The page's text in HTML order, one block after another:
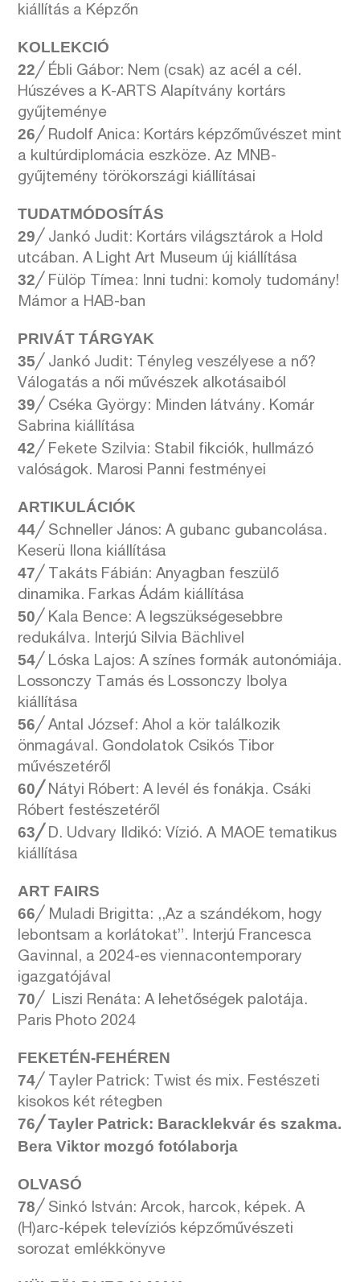
kiállítás a Képzőn
KOLLEKCIÓ
22╱ Ébli Gábor: Nem (csak) az acél a cél.
Húszéves a K-ARTS Alapítvány kortárs
gyűjteménye
26╱ Rudolf Anica: Kortárs képzőművészet mint
a kultúrdiplomácia eszköze. Az MNB-
gyűjtemény törökországi kiállításai
TUDATMÓDOSÍTÁS
29╱ Jankó Judit: Kortárs világsztárok a Hold
utcában. A Light Art Museum új kiállítása
32╱ Fülöp Tímea: Inni tudni: komoly tudomány!
Mámor a HAB-ban
PRIVÁT TÁRGYAK
35╱ Jankó Judit: Tényleg veszélyese a nő?
Válogatás a női művészek alkotásaiból
39╱ Cséka György: Minden látvány. Komár
Sabrina kiállítása
42╱ Fekete Szilvia: Stabil fikciók, hullmázó
valóságok. Marosi Panni festményei
ARTIKULÁCIÓK
44╱ Schneller János: A gubanc gubancolása.
Keserü Ilona kiállítása
47╱ Takáts Fábián: Anyagban feszülő
dinamika. Farkas Ádám kiállítása
50╱ Kala Bence: A legszükségesebbre
redukálva. Interjú Silvia Bächlivel
54╱ Lóska Lajos: A színes formák autonómiája.
Lossonczy Tamás és Lossonczy Ibolya
kiállítása
56╱ Antal József: Ahol a kör találkozik
önmagával. Gondolatok Csikós Tibor
művészetéről
60╱ Nátyi Róbert: A levél és fonákja. Csáki
Róbert festészetéről
63╱ D. Udvary Ildikó: Vízió. A MAOE tematikus
kiállítása
ART FAIRS
66╱ Muladi Brigitta: ,,Az a szándékom, hogy
lebontsam a korlátokat”. Interjú Francesca
Gavinnal, a 2024-es viennacontemporary
igazgatójával
70╱ Liszi Renáta: A lehetőségek palotája.
Paris Photo 2024
FEKETÉN-FEHÉREN
74╱ Tayler Patrick: Twist és mix. Festészeti
kisokos két rétegben
76╱ Tayler Patrick: Baracklekvár és szakma.
Bera Viktor mozgó fotólaborja
OLVASÓ
78╱ Sinkó István: Arcok, harcok, képek. A
(H)arc-képek televíziós képzőművészeti
sorozat emlékkönyve